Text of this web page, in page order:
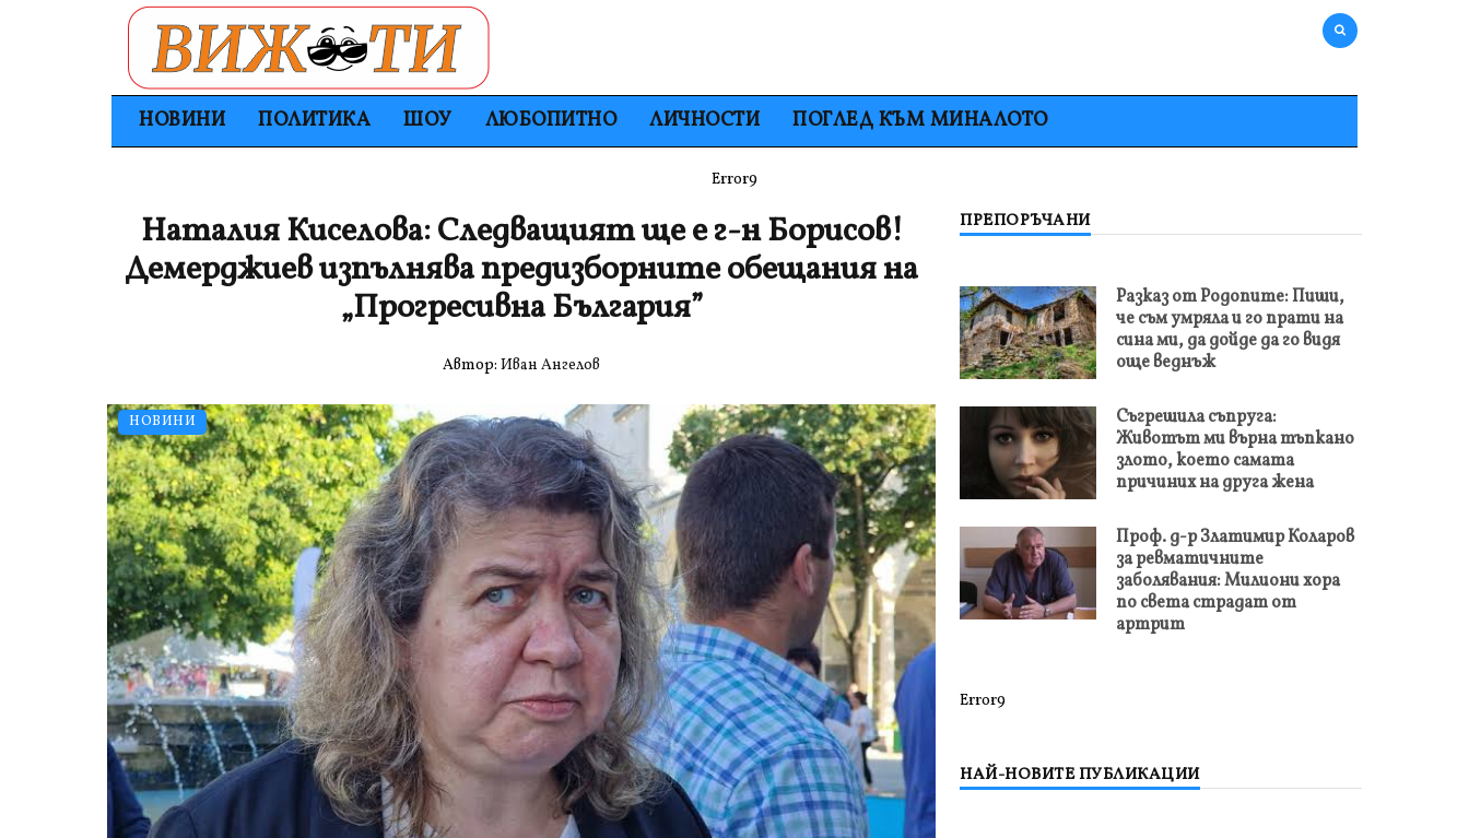
НОВИНИ ПОЛИТИКА ШОУ ЛЮБОПИТНО ЛИЧНОСТИ ПОГЛЕД КЪМ МИНАЛОТО
Error9
НОВИНИ
Наталия Киселова: Следващият ще е г-н Борисов!
Демерджиев изпълнява предизборните обещания на
„Прогресивна България”
Автор: Иван Ангелов
ПРЕПОРЪЧАНИ
Разказ от Родопите: Пиши,
че съм умряла и го прати на
сина ми, да дойде да го видя
още веднъж
Съгрешила съпруга:
Животът ми върна тъпкано
злото, което самата
причиних на друга жена
Проф. д-р Златимир Коларов
за ревматичните
заболявания: Милиони хора
по света страдат от
артрит
Error9
НАЙ-НОВИТЕ ПУБЛИКАЦИИ